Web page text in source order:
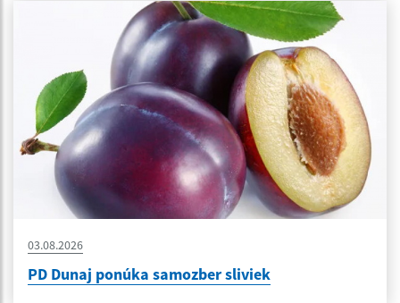
03.08.2026
PD Dunaj ponúka samozber sliviek